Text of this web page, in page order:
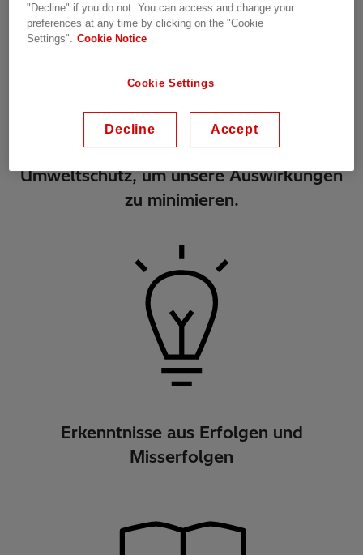
Umweltschutz, um unsere Auswirkungen
zu minimieren.
Erkenntnisse aus Erfolgen und
Misserfolgen
"Decline" if you do not. You can access and change your
preferences at any time by clicking on the "Cookie
Settings". Cookie Notice
Cookie Settings
Decline Accept